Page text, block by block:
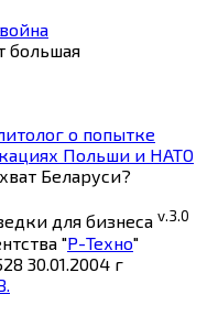
большая
о попытке
Польши и НАТО
Беларуси?
для бизнеса v.3.0
"Р-Техно"
30.01.2004 г